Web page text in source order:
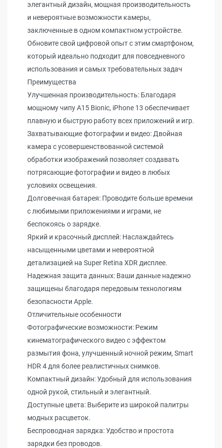
элегантный дизайн, мощная производительность
и невероятные возможности камеры,
заключенные в одном компактном устройстве.
Обновите свой цифровой опыт с этим смартфоном,
который идеально подходит для повседневного
использования и самых требовательных задач
Преимущества
Улучшенная производительность: Благодаря
мощному чипу A15 Bionic, iPhone 13 обеспечивает
плавную и быструю работу всех приложений и игр.
Захватывающие фотографии и видео: Двойная
камера с усовершенствованной системой
обработки изображений позволяет создавать
потрясающие фотографии и видео в любых
условиях освещения.
Долговечная батарея: Проводите больше времени
с любимыми приложениями и играми, не
беспокоясь о зарядке.
Яркий и красочный дисплей: Наслаждайтесь
насыщенными цветами и невероятной
детализацией на Super Retina XDR дисплее.
Надежная защита данных: Ваши данные надежно
защищены благодаря передовым технологиям
безопасности Apple.
Отличительные особенности
Фотографические возможности: Режим
кинематографического видео с эффектом
размытия фона, улучшенный ночной режим, Smart
HDR 4 для более реалистичных снимков.
Компактный дизайн: Удобный для использования
одной рукой, стильный и элегантный.
Доступные цвета: Выберите из широкой палитры
модных расцветок.
Беспроводная зарядка: Удобство и простота
зарядки без проводов.